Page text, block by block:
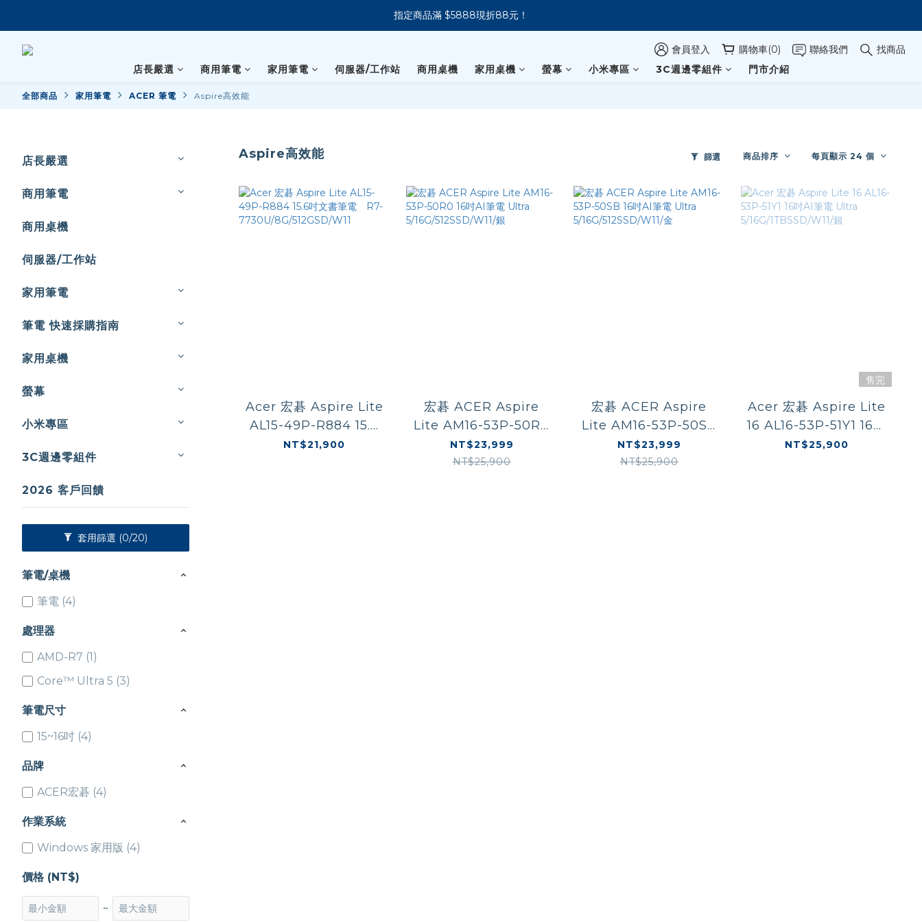
新會員下單 送 7-11 美式咖啡
指定商品滿 $5888現折88元！
會員登入 購物車(0) 聯絡我們
找商品
店長嚴選
商用筆電 家用筆電 伺服器/工作站 商用桌機 家用桌機 螢幕 小米專區 3C週邊零組件 門市介紹
全部商品 家用筆電 ACER 筆電 Aspire高效能
店長嚴選
商用筆電
商用桌機
伺服器/工作站
家用筆電
筆電 快速採購指南
家用桌機
螢幕
小米專區
3C週邊零組件
2026 客戶回饋
套用篩選 (0/20)
筆電/桌機
筆電 (4)
處理器
AMD-R7 (1)
Core™ Ultra 5 (3)
筆電尺寸
15~16吋 (4)
品牌
ACER宏碁 (4)
作業系統
Windows 家用版 (4)
價格 (NT$)
~
Aspire高效能 篩選 商品排序 每頁顯示 24 個
Acer 宏碁 Aspire Lite
AL15-49P-R884 15.6
吋文書筆電 R7-
NT$21,900
宏碁 ACER Aspire
Lite AM16-53P-50R0
16吋AI筆電 Ultra
5/16G/512SSD/W11/銀
NT$23,999
NT$25,900
宏碁 ACER Aspire
Lite AM16-53P-50SB
16吋AI筆電 Ultra
5/16G/512SSD/W11/金
NT$23,999
NT$25,900
售完
Acer 宏碁 Aspire Lite
16 AL16-53P-51Y1 16吋
AI筆電 Ultra
NT$25,900